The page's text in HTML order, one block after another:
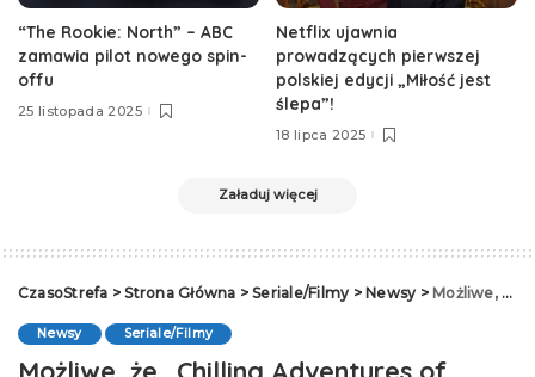
“The Rookie: North” – ABC
zamawia pilot nowego spin-
offu
25 listopada 2025
Netflix ujawnia
prowadzących pierwszej
polskiej edycji „Miłość jest
ślepa”!
18 lipca 2025
Załaduj więcej
CzasoStrefa >Strona Główna >Seriale/Filmy> Newsy> Możliwe, że „Chilling Adventures of Sabrina” przejmie HBO Max
Newsy Seriale/Filmy